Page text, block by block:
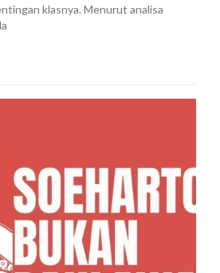
klasnya. Menurut analisa